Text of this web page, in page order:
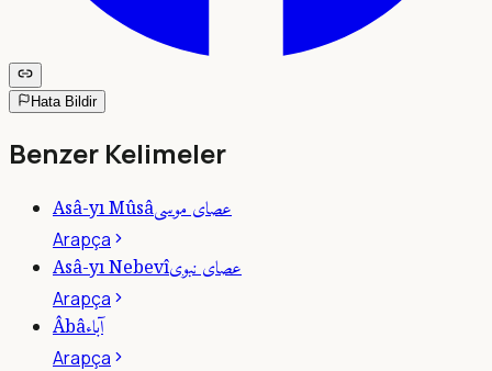
Hata Bildir
Benzer Kelimeler
Asâ-yı Mûsâعصاى موسى
Arapça
Asâ-yı Nebevîعصاى نبوى
Arapça
Âbâآباء
Arapça